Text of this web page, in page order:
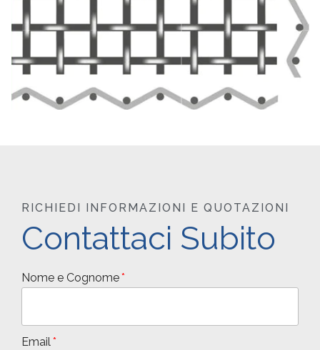
RICHIEDI INFORMAZIONI E QUOTAZIONI
Contattaci Subito
Nome e Cognome
Email